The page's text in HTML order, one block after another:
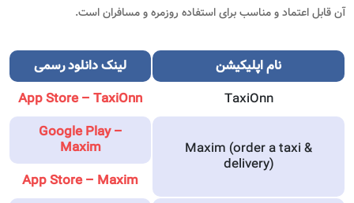
آن قابل اعتماد و مناسب برای استفاده روزمره و مسافران است.
نام اپلیکیشن
لینک دانلود رسمی
TaxiOnn
App Store – TaxiOnn
Maxim (order a taxi &
delivery)
Google Play –
Maxim
App Store – Maxim